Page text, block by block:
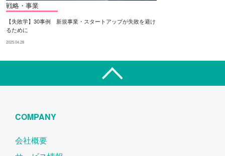
戦略・事業
【失敗学】30事例 新規事業・スタートアップが失敗を避け
るために
2025.04.28
COMPANY
会社概要